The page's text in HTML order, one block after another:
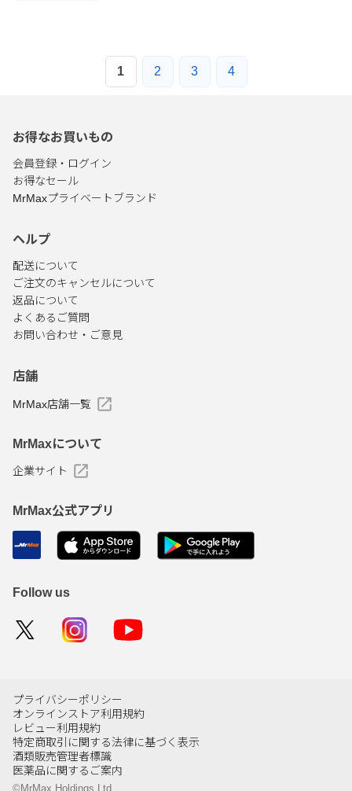
1 2 3 4
お得なお買いもの
会員登録・ログイン
お得なセール
MrMaxプライベートブランド
ヘルプ
配送について
ご注文のキャンセルについて
返品について
よくあるご質問
お問い合わせ・ご意見
店舗
MrMax店舗一覧
MrMaxについて
企業サイト
MrMax公式アプリ
Follow us
プライバシーポリシー
オンラインストア利用規約
レビュー利用規約
特定商取引に関する法律に基づく表示
酒類販売管理者標識
医薬品に関するご案内
©MrMax Holdings Ltd.